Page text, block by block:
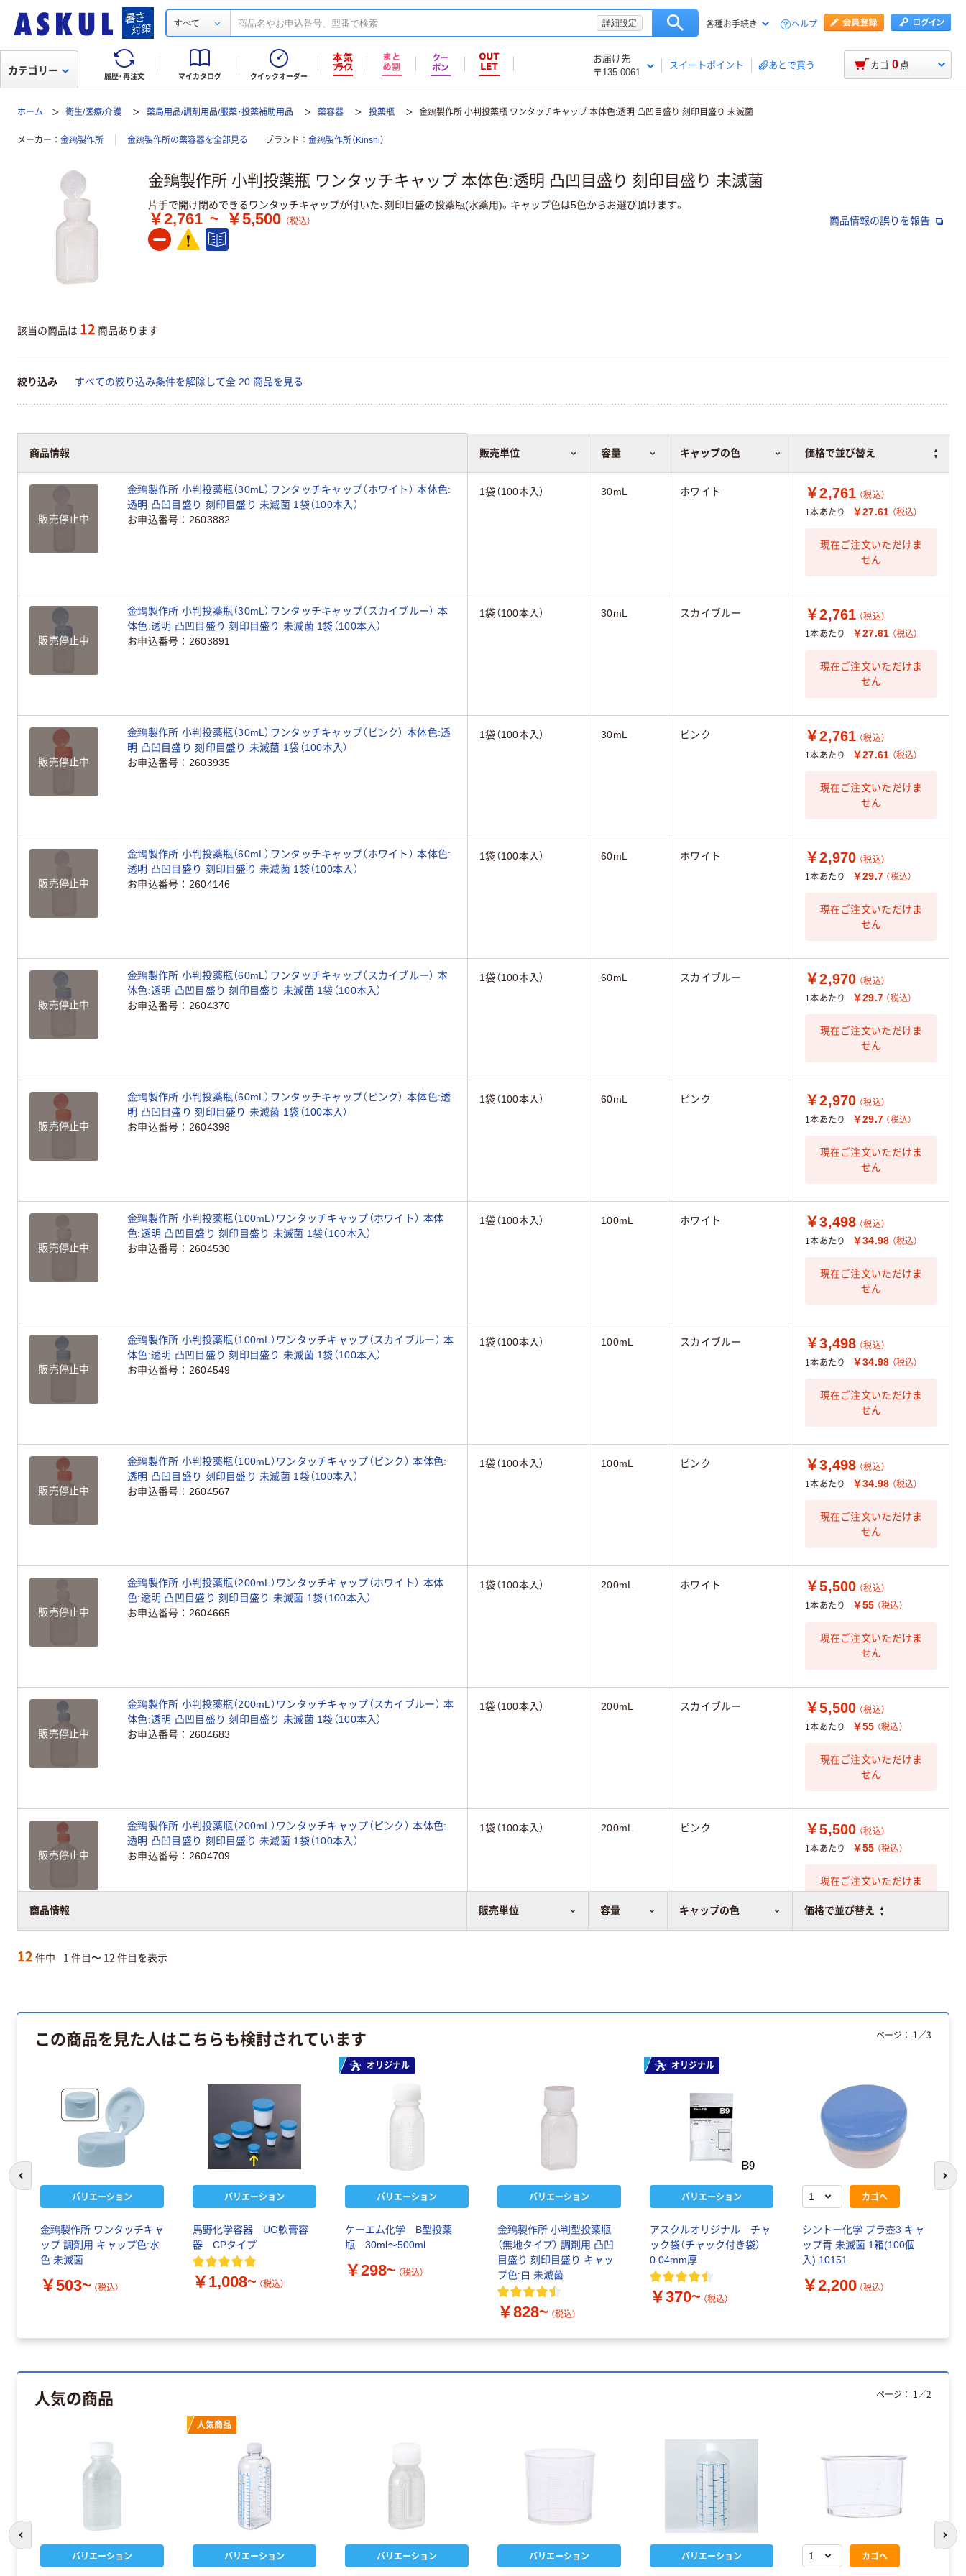
すべて 詳細設定 各種お手続き ヘルプ
履歴・再注文 マイカタログ クイックオーダー
お届け先
〒135-0061
スイートポイント あとで買う
カテゴリー カゴ 0 点
ホーム 衛生/医療/介護 薬局用品/調剤用品/服薬・投薬補助用品 薬容器 投薬瓶 金鵄製作所 小判投薬瓶 ワンタッチキャップ 本体色:透明 凸凹目盛り 刻印目盛り 未滅菌
メーカー 金鵄製作所 金鵄製作所の薬容器を全部見る ブランド 金鵄製作所（Kinshi）
金鵄製作所 小判投薬瓶 ワンタッチキャップ 本体色:透明 凸凹目盛り 刻印目盛り 未滅菌
片手で開け閉めできるワンタッチキャップが付いた、刻印目盛の投薬瓶(水薬用)。キャップ色は5色からお選び頂けます。
￥2,761 ~ ￥5,500 （税込） 商品情報の誤りを報告
該当の商品は 12 商品あります
絞り込み すべての絞り込み条件を解除して全 20 商品を見る
商品情報 販売単位 容量 キャップの色 価格で並び替え
商品情報 販売単位 容量 キャップの色 価格で並び替え
販売停止中
金鵄製作所 小判投薬瓶（30mL）ワンタッチキャップ（ホワイト） 本体色:
透明 凸凹目盛り 刻印目盛り 未滅菌 1袋（100本入）
お申込番号
2603882
1袋（100本入） 30mL ホワイト ￥2,761 （税込）
1本あたり
￥27.61 （税込）
現在ご注文いただけま
せん
販売停止中
金鵄製作所 小判投薬瓶（30mL）ワンタッチキャップ（スカイブルー） 本
体色:透明 凸凹目盛り 刻印目盛り 未滅菌 1袋（100本入）
お申込番号
2603891
1袋（100本入） 30mL スカイブルー ￥2,761 （税込）
1本あたり
￥27.61 （税込）
現在ご注文いただけま
せん
販売停止中
金鵄製作所 小判投薬瓶（30mL）ワンタッチキャップ（ピンク） 本体色:透
明 凸凹目盛り 刻印目盛り 未滅菌 1袋（100本入）
お申込番号
2603935
1袋（100本入） 30mL ピンク ￥2,761 （税込）
1本あたり
￥27.61 （税込）
現在ご注文いただけま
せん
販売停止中
金鵄製作所 小判投薬瓶（60mL）ワンタッチキャップ（ホワイト） 本体色:
透明 凸凹目盛り 刻印目盛り 未滅菌 1袋（100本入）
お申込番号
2604146
1袋（100本入） 60mL ホワイト ￥2,970 （税込）
1本あたり
￥29.7 （税込）
現在ご注文いただけま
せん
販売停止中
金鵄製作所 小判投薬瓶（60mL）ワンタッチキャップ（スカイブルー） 本
体色:透明 凸凹目盛り 刻印目盛り 未滅菌 1袋（100本入）
お申込番号
2604370
1袋（100本入） 60mL スカイブルー ￥2,970 （税込）
1本あたり
￥29.7 （税込）
現在ご注文いただけま
せん
販売停止中
金鵄製作所 小判投薬瓶（60mL）ワンタッチキャップ（ピンク） 本体色:透
明 凸凹目盛り 刻印目盛り 未滅菌 1袋（100本入）
お申込番号
2604398
1袋（100本入） 60mL ピンク ￥2,970 （税込）
1本あたり
￥29.7 （税込）
現在ご注文いただけま
せん
販売停止中
金鵄製作所 小判投薬瓶（100mL）ワンタッチキャップ（ホワイト） 本体
色:透明 凸凹目盛り 刻印目盛り 未滅菌 1袋（100本入）
お申込番号
2604530
1袋（100本入） 100mL ホワイト ￥3,498 （税込）
1本あたり
￥34.98 （税込）
現在ご注文いただけま
せん
販売停止中
金鵄製作所 小判投薬瓶（100mL）ワンタッチキャップ（スカイブルー） 本
体色:透明 凸凹目盛り 刻印目盛り 未滅菌 1袋（100本入）
お申込番号
2604549
1袋（100本入） 100mL スカイブルー ￥3,498 （税込）
1本あたり
￥34.98 （税込）
現在ご注文いただけま
せん
販売停止中
金鵄製作所 小判投薬瓶（100mL）ワンタッチキャップ（ピンク） 本体色:
透明 凸凹目盛り 刻印目盛り 未滅菌 1袋（100本入）
お申込番号
2604567
1袋（100本入） 100mL ピンク ￥3,498 （税込）
1本あたり
￥34.98 （税込）
現在ご注文いただけま
せん
販売停止中
金鵄製作所 小判投薬瓶（200mL）ワンタッチキャップ（ホワイト） 本体
色:透明 凸凹目盛り 刻印目盛り 未滅菌 1袋（100本入）
お申込番号
2604665
1袋（100本入） 200mL ホワイト ￥5,500 （税込）
1本あたり
￥55 （税込）
現在ご注文いただけま
せん
販売停止中
金鵄製作所 小判投薬瓶（200mL）ワンタッチキャップ（スカイブルー） 本
体色:透明 凸凹目盛り 刻印目盛り 未滅菌 1袋（100本入）
お申込番号
2604683
1袋（100本入） 200mL スカイブルー ￥5,500 （税込）
1本あたり
￥55 （税込）
現在ご注文いただけま
せん
販売停止中
金鵄製作所 小判投薬瓶（200mL）ワンタッチキャップ（ピンク） 本体色:
透明 凸凹目盛り 刻印目盛り 未滅菌 1袋（100本入）
お申込番号
2604709
1袋（100本入） 200mL ピンク ￥5,500 （税込）
1本あたり
￥55 （税込）
現在ご注文いただけま
12 件中 1 件目〜 12 件目を表示
この商品を見た人はこちらも検討されています
バリエーション
金鵄製作所 ワンタッチキャ
ップ 調剤用 キャップ色:水
色 未滅菌
￥503~ （税込）
バリエーション
馬野化学容器 UG軟膏容
器 CPタイプ
￥1,008~ （税込）
オリジナル
バリエーション
ケーエム化学 B型投薬
瓶 30ml～500ml
￥298~ （税込）
バリエーション
金鵄製作所 小判型投薬瓶
（無地タイプ） 調剤用 凸凹
目盛り 刻印目盛り キャッ
プ色:白 未滅菌
￥828~ （税込）
オリジナル
バリエーション
アスクルオリジナル チャ
ック袋（チャック付き袋）
0.04mm厚
￥370~ （税込）
カゴへ
シントー化学 プラ壺3 キャ
ップ青 未滅菌 1箱(100個
入) 10151
￥2,200 （税込）
ページ： 1 ／3
前のスライドへ 次
人気の商品
バリエーション
人気商品
バリエーション バリエーション バリエーション バリエーション カゴへ
ページ： 1 ／2
前のスライドへ 次